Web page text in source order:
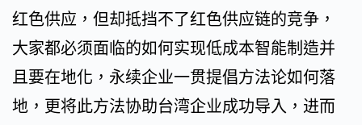
红色供应，但却抵挡不了红色供应链的竞争，
大家都必须面临的如何实现低成本智能制造并
且要在地化，永续企业一贯提倡方法论如何落
地，更将此方法协助台湾企业成功导入，进而